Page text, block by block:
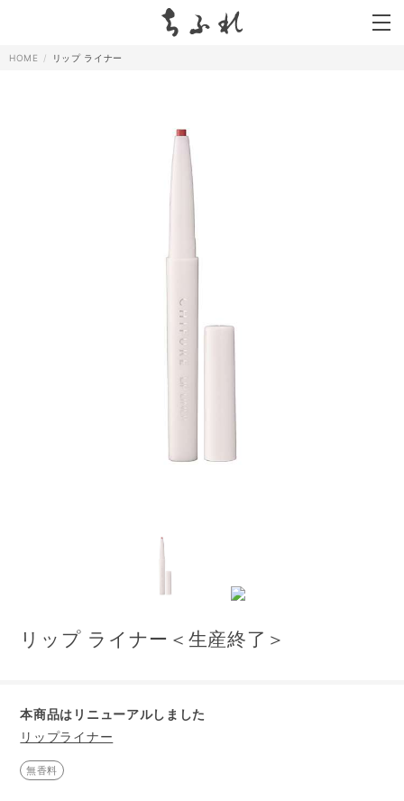
HOME リップ ライナー
リップ ライナー＜生産終了＞
本商品はリニューアルしました
リップライナー
無香料